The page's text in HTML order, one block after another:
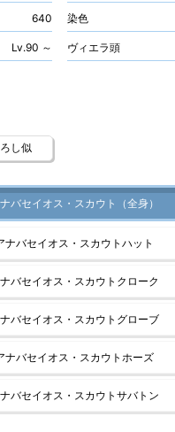
バセイオス・スカウト（全身）
ナバセイオス・スカウトハット
バセイオス・スカウトクローク
バセイオス・スカウトグローブ
ナバセイオス・スカウトホーズ
バセイオス・スカウトサバトン
し似
640 染色
Lv.90 ～ ヴィエラ頭